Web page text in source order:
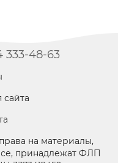
333-48-63
на материалы,
принадлежат ФЛП